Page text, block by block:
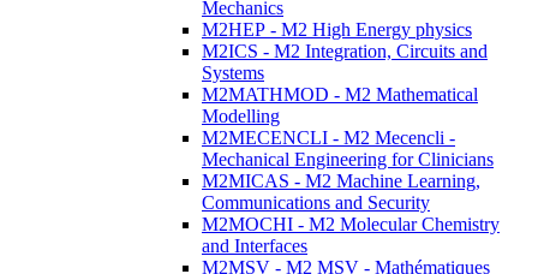
Mechanics
M2HEP - M2 High Energy physics
M2ICS - M2 Integration, Circuits and
Systems
M2MATHMOD - M2 Mathematical
Modelling
M2MECENCLI - M2 Mecencli -
Mechanical Engineering for Clinicians
M2MICAS - M2 Machine Learning,
Communications and Security
M2MOCHI - M2 Molecular Chemistry
and Interfaces
M2MSV - M2 MSV - Mathématiques